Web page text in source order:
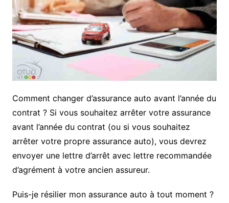
Comment changer d’assurance auto avant l’année du
contrat ? Si vous souhaitez arrêter votre assurance
avant l’année du contrat (ou si vous souhaitez
arrêter votre propre assurance auto), vous devrez
envoyer une lettre d’arrêt avec lettre recommandée
d’agrément à votre ancien assureur.
Puis-je résilier mon assurance auto à tout moment ?